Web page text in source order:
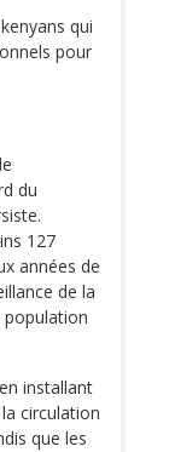
qui
pour
du
127
années de
de la
population
installant
circulation
que les